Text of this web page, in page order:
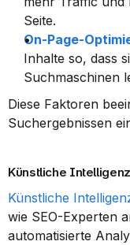
Seite.
On-Page-
Inhalte so, dass
Suchmaschinen
Diese Faktoren
Suchergebnissen
Künstliche Intelligenz
Künstliche
wie SEO-Experten
automatisierte